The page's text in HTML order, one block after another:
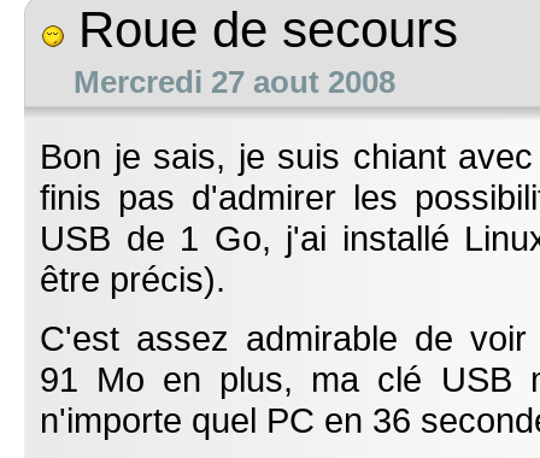
Roue de secours
Mercredi 27 aout 2008
Bon je sais, je suis chiant
finis pas d'admirer les
USB de 1 Go, j'ai installé
être précis).
C'est assez admirable de voir
91 Mo en plus, ma clé USB
n'importe quel PC en 36